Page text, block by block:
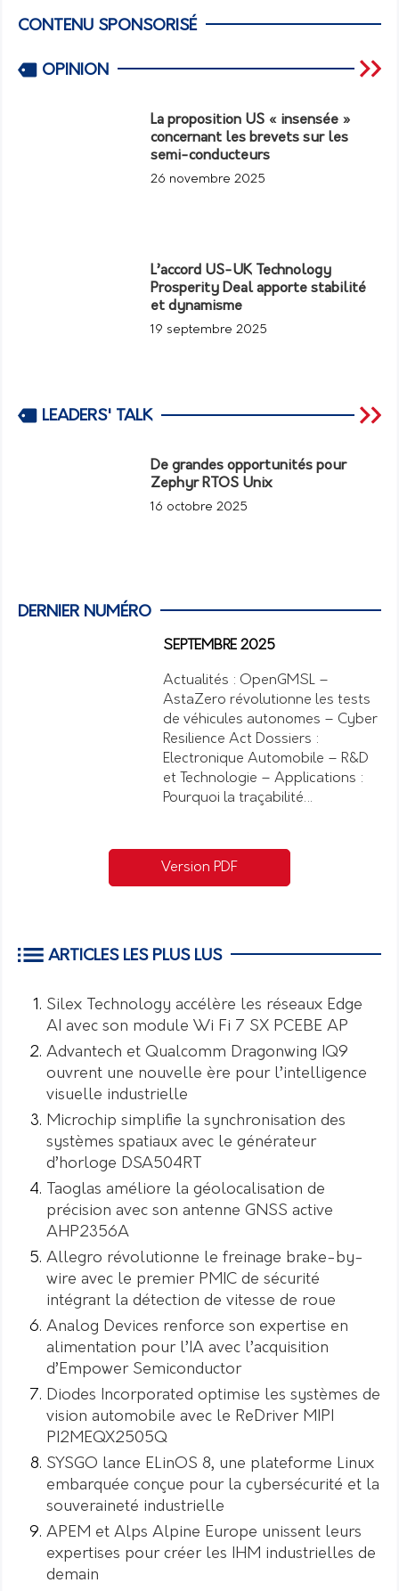
CONTENU SPONSORISÉ
OPINION
La proposition US « insensée »
concernant les brevets sur les
semi-conducteurs
26 novembre 2025
L’accord US-UK Technology
Prosperity Deal apporte stabilité
et dynamisme
19 septembre 2025
LEADERS' TALK
De grandes opportunités pour
Zephyr RTOS Unix
16 octobre 2025
DERNIER NUMÉRO
SEPTEMBRE 2025
Actualités : OpenGMSL –
AstaZero révolutionne les tests
de véhicules autonomes – Cyber
Resilience Act Dossiers :
Electronique Automobile – R&D
et Technologie – Applications :
Pourquoi la traçabilité…
Version PDF
ARTICLES LES PLUS LUS
Silex Technology accélère les réseaux Edge
AI avec son module Wi Fi 7 SX PCEBE AP
Advantech et Qualcomm Dragonwing IQ9
ouvrent une nouvelle ère pour l’intelligence
visuelle industrielle
Microchip simplifie la synchronisation des
systèmes spatiaux avec le générateur
d’horloge DSA504RT
Taoglas améliore la géolocalisation de
précision avec son antenne GNSS active
AHP2356A
Allegro révolutionne le freinage brake-by-
wire avec le premier PMIC de sécurité
intégrant la détection de vitesse de roue
Analog Devices renforce son expertise en
alimentation pour l’IA avec l’acquisition
d’Empower Semiconductor
Diodes Incorporated optimise les systèmes de
vision automobile avec le ReDriver MIPI
PI2MEQX2505Q
SYSGO lance ELinOS 8, une plateforme Linux
embarquée conçue pour la cybersécurité et la
souveraineté industrielle
APEM et Alps Alpine Europe unissent leurs
expertises pour créer les IHM industrielles de
demain